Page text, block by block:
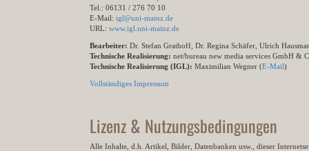
Tel.: 06131 / 276 70 10
E-Mail: igl@uni-mainz.de
URL: www.igl.uni-mainz.de
Bearbeiter: Dr. Stefan Grathoff, Dr. Regina Schäfer, Ulrich
Technische Realisierung: net/bureau new media services GmbH &
Technische Realisierung (IGL): Maximilian Wegner (E-Mail)
Vollständiges Impressum
Lizenz & Nutzungsbedingungen
Alle Inhalte, d.h. Artikel, Bilder, Datenbanken usw., dieser